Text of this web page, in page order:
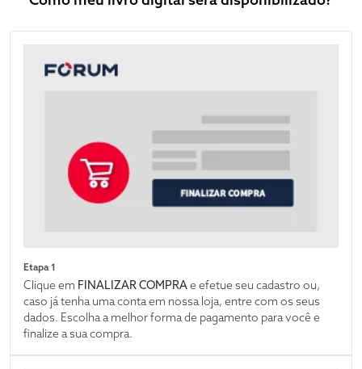
Etapa 1
Clique em FINALIZAR COMPRAe efetue seu cadastro ou,
caso já tenha uma conta em nossa loja, entre com os seus
dados. Escolha a melhor forma de pagamento para você e
finalize a sua compra.